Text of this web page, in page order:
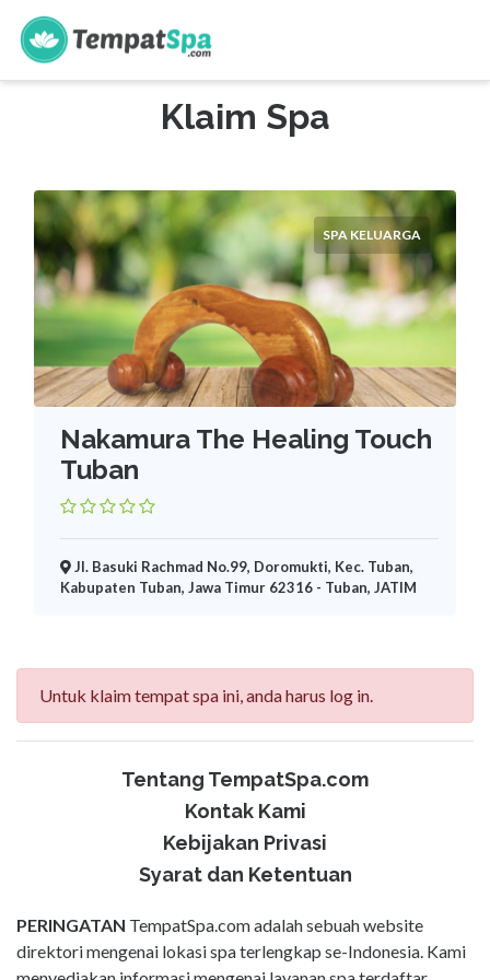
s
Klaim Spa
SPA KELUARGA
Nakamura The Healing Touch
Tuban
Jl. Basuki Rachmad No.99, Doromukti, Kec. Tuban,
Kabupaten Tuban, Jawa Timur 62316 - Tuban, JATIM
Untuk klaim tempat spa ini, anda harus log in.
Tentang TempatSpa.com
Kontak Kami
Kebijakan Privasi
Syarat dan Ketentuan
PERINGATAN TempatSpa.com adalah sebuah website
direktori mengenai lokasi spa terlengkap se-Indonesia. Kami